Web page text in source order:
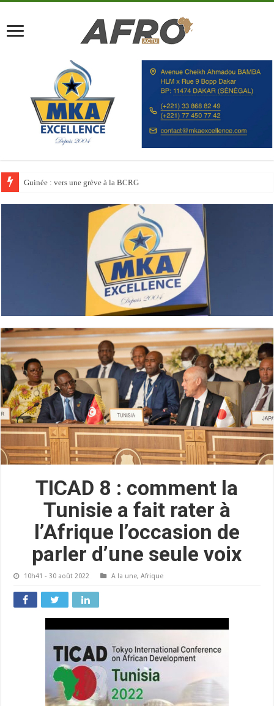
Discours à la Nation : Alassane Ouattara appelle les Ivoiriens à « l’unité,
TICAD 8 : comment la
Tunisie a fait rater à
l’Afrique l’occasion de
parler d’une seule voix
10h41 - 30 août 2022 A la une,Afrique